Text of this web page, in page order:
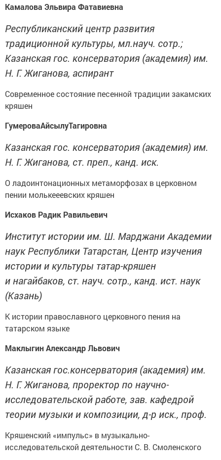
Камалова Эльвира Фатавиевна
Республиканский центр развития
традиционной культуры, мл.науч. сотр.;
Казанская гос. консерватория (академия) им.
Н. Г. Жиганова, аспирант
Современное состояние песенной традиции закамских
кряшен
ГумероваАйсылуТагировна
Казанская гос. консерватория (академия) им.
Н. Г. Жиганова, ст. преп., канд. иск.
О ладоинтонационных метаморфозах в церковном
пении молькееевских кряшен
Исхаков Радик Равильевич
Институт истории им. Ш. Марджани Академии
наук Республики Татарстан, Центр изучения
истории и культуры татар-кряшен
и нагайбаков, ст. науч. сотр., канд. ист. наук
(Казань)
К истории православного церковного пения на
татарском языке
Маклыгин Александр Львович
Казанская гос.консерватория (академия) им.
Н. Г. Жиганова, проректор по научно-
исследовательской работе, зав. кафедрой
теории музыки и композиции, д-р иск., проф.
Кряшенский «импульс» в музыкально-
исследовательской деятельности С. В. Смоленского